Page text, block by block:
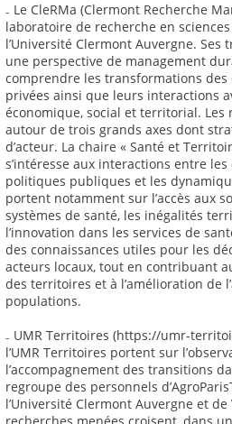
₋ Le CleRMa (Clermont Recherche
laboratoire de recherche en
l’Université Clermont Auvergne. Ses
une perspective de management
comprendre les transformations
privées ainsi que leurs interactions
économique, social et territorial. Les
autour de trois grands axes dont
d’acteur. La chaire « Santé et
s’intéresse aux interactions entre
politiques publiques et les
portent notamment sur l’accès aux
systèmes de santé, les inégalités
l’innovation dans les services de
des connaissances utiles pour les
acteurs locaux, tout en contribuant
des territoires et à l’amélioration de
populations.
₋ UMR Territoires (https://umr-
l’UMR Territoires portent sur
l’accompagnement des transitions
regroupe des personnels
l’Université Clermont Auvergne et de